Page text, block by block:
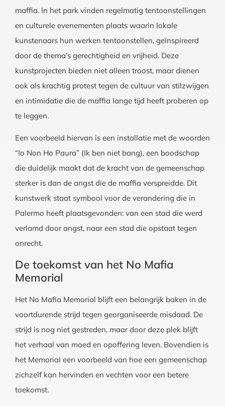
maffia. In het park vinden regelmatig tentoonstellingen
en culturele evenementen plaats waarin lokale
kunstenaars hun werken tentoonstellen, geïnspireerd
door de thema’s gerechtigheid en vrijheid. Deze
kunstprojecten bieden niet alleen troost, maar dienen
ook als krachtig protest tegen de cultuur van stilzwijgen
en intimidatie die de maffia lange tijd heeft proberen op
te leggen.
Een voorbeeld hiervan is een installatie met de woorden
“Io Non Ho Paura” (Ik ben niet bang), een boodschap
die duidelijk maakt dat de kracht van de gemeenschap
sterker is dan de angst die de maffia verspreidde. Dit
kunstwerk staat symbool voor de verandering die in
Palermo heeft plaatsgevonden: van een stad die werd
verlamd door angst, naar een stad die opstaat tegen
onrecht.
De toekomst van het No Mafia
Memorial
Het No Mafia Memorial blijft een belangrijk baken in de
voortdurende strijd tegen georganiseerde misdaad. De
strijd is nog niet gestreden, maar door deze plek blijft
het verhaal van moed en opoffering leven. Bovendien is
het Memorial een voorbeeld van hoe een gemeenschap
zichzelf kan hervinden en vechten voor een betere
toekomst.